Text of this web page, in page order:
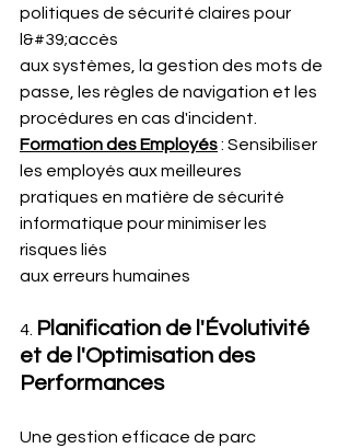
politiques de sécurité claires pour
l&#39;accès
aux systèmes, la gestion des mots de
passe, les règles de navigation et les
procédures en cas d'incident.
Formation des Employés : Sensibiliser
les employés aux meilleures
pratiques en matière de sécurité
informatique pour minimiser les
risques liés
aux erreurs humaines
4. Planification de l'Évolutivité
et de l'Optimisation des
Performances
Une gestion efficace de parc